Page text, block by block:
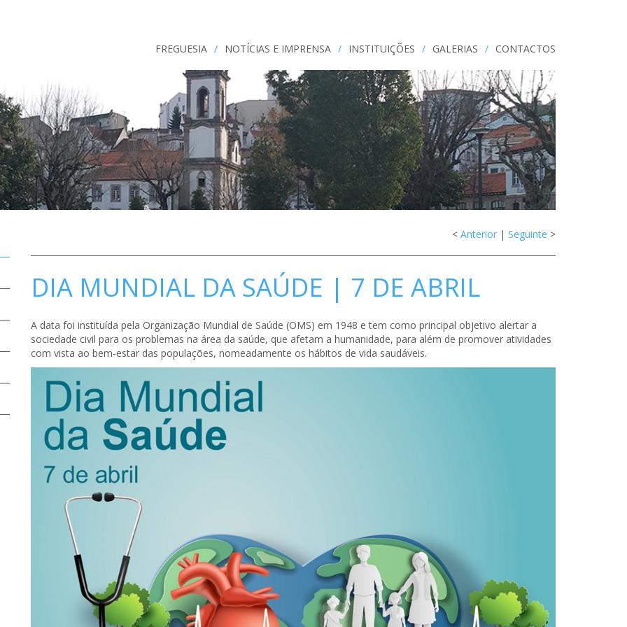
FREGUESIA / NOTÍCIAS E IMPRENSA / INSTITUIÇÕES / GALERIAS / CONTACTOS
< Anterior | Seguinte >
DIA MUNDIAL DA SAÚDE | 7 DE ABRIL
A data foi instituída pela Organização Mundial de Saúde (OMS) em 1948 e tem como principal objetivo alertar a
sociedade civil para os problemas na área da saúde, que afetam a humanidade, para além de promover atividades
com vista ao bem-estar das populações, nomeadamente os hábitos de vida saudáveis.